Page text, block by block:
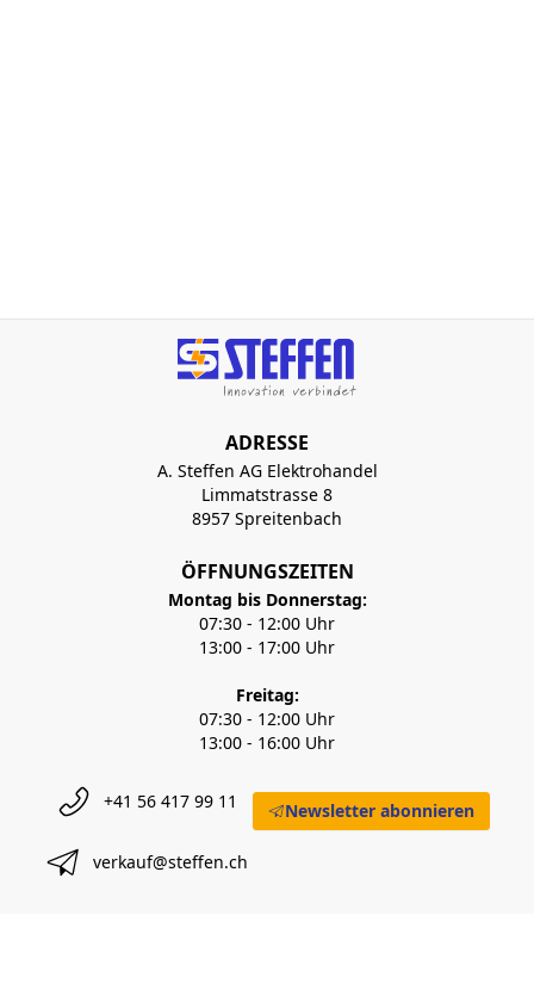
ADRESSE
A. Steffen AG Elektrohandel
Limmatstrasse 8
8957 Spreitenbach
ÖFFNUNGSZEITEN
Montag bis Donnerstag:
07:30 - 12:00 Uhr
13:00 - 17:00 Uhr
Freitag:
07:30 - 12:00 Uhr
13:00 - 16:00 Uhr
+41 56 417 99 11
verkauf@steffen.ch
Newsletter abonnieren